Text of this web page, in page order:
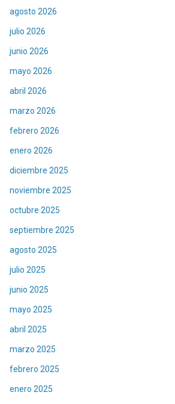
agosto 2026
julio 2026
junio 2026
mayo 2026
abril 2026
marzo 2026
febrero 2026
enero 2026
diciembre 2025
noviembre 2025
octubre 2025
septiembre 2025
agosto 2025
julio 2025
junio 2025
mayo 2025
abril 2025
marzo 2025
febrero 2025
enero 2025